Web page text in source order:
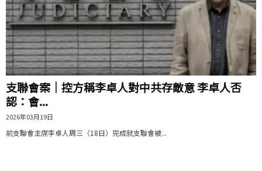
支聯會案｜控方稱李卓人對中共存敵意 李卓人否
認：會...
2026年03月19日
前支聯會主席李卓人周三（18日）完成就支聯會被...